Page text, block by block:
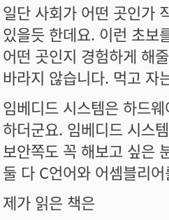
일단 사회가 어떤 곳인가
있을듯 한데요. 이런 초보
어떤 곳인지 경험하게 해
바라지 않습니다. 먹고 자
임베디드 시스템은 하드
하더군요. 임베디드 시스
보안쪽도 꼭 해보고 싶은
둘 다 C언어와 어셈블리
제가 읽은 책은